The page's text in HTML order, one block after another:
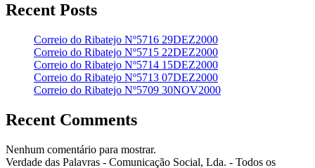
Recent Posts
Correio do Ribatejo Nº5716 29DEZ2000
Correio do Ribatejo Nº5715 22DEZ2000
Correio do Ribatejo Nº5714 15DEZ2000
Correio do Ribatejo Nº5713 07DEZ2000
Correio do Ribatejo Nº5709 30NOV2000
Recent Comments
Nenhum comentário para mostrar.
Verdade das Palavras - Comunicação Social, Lda. - Todos os